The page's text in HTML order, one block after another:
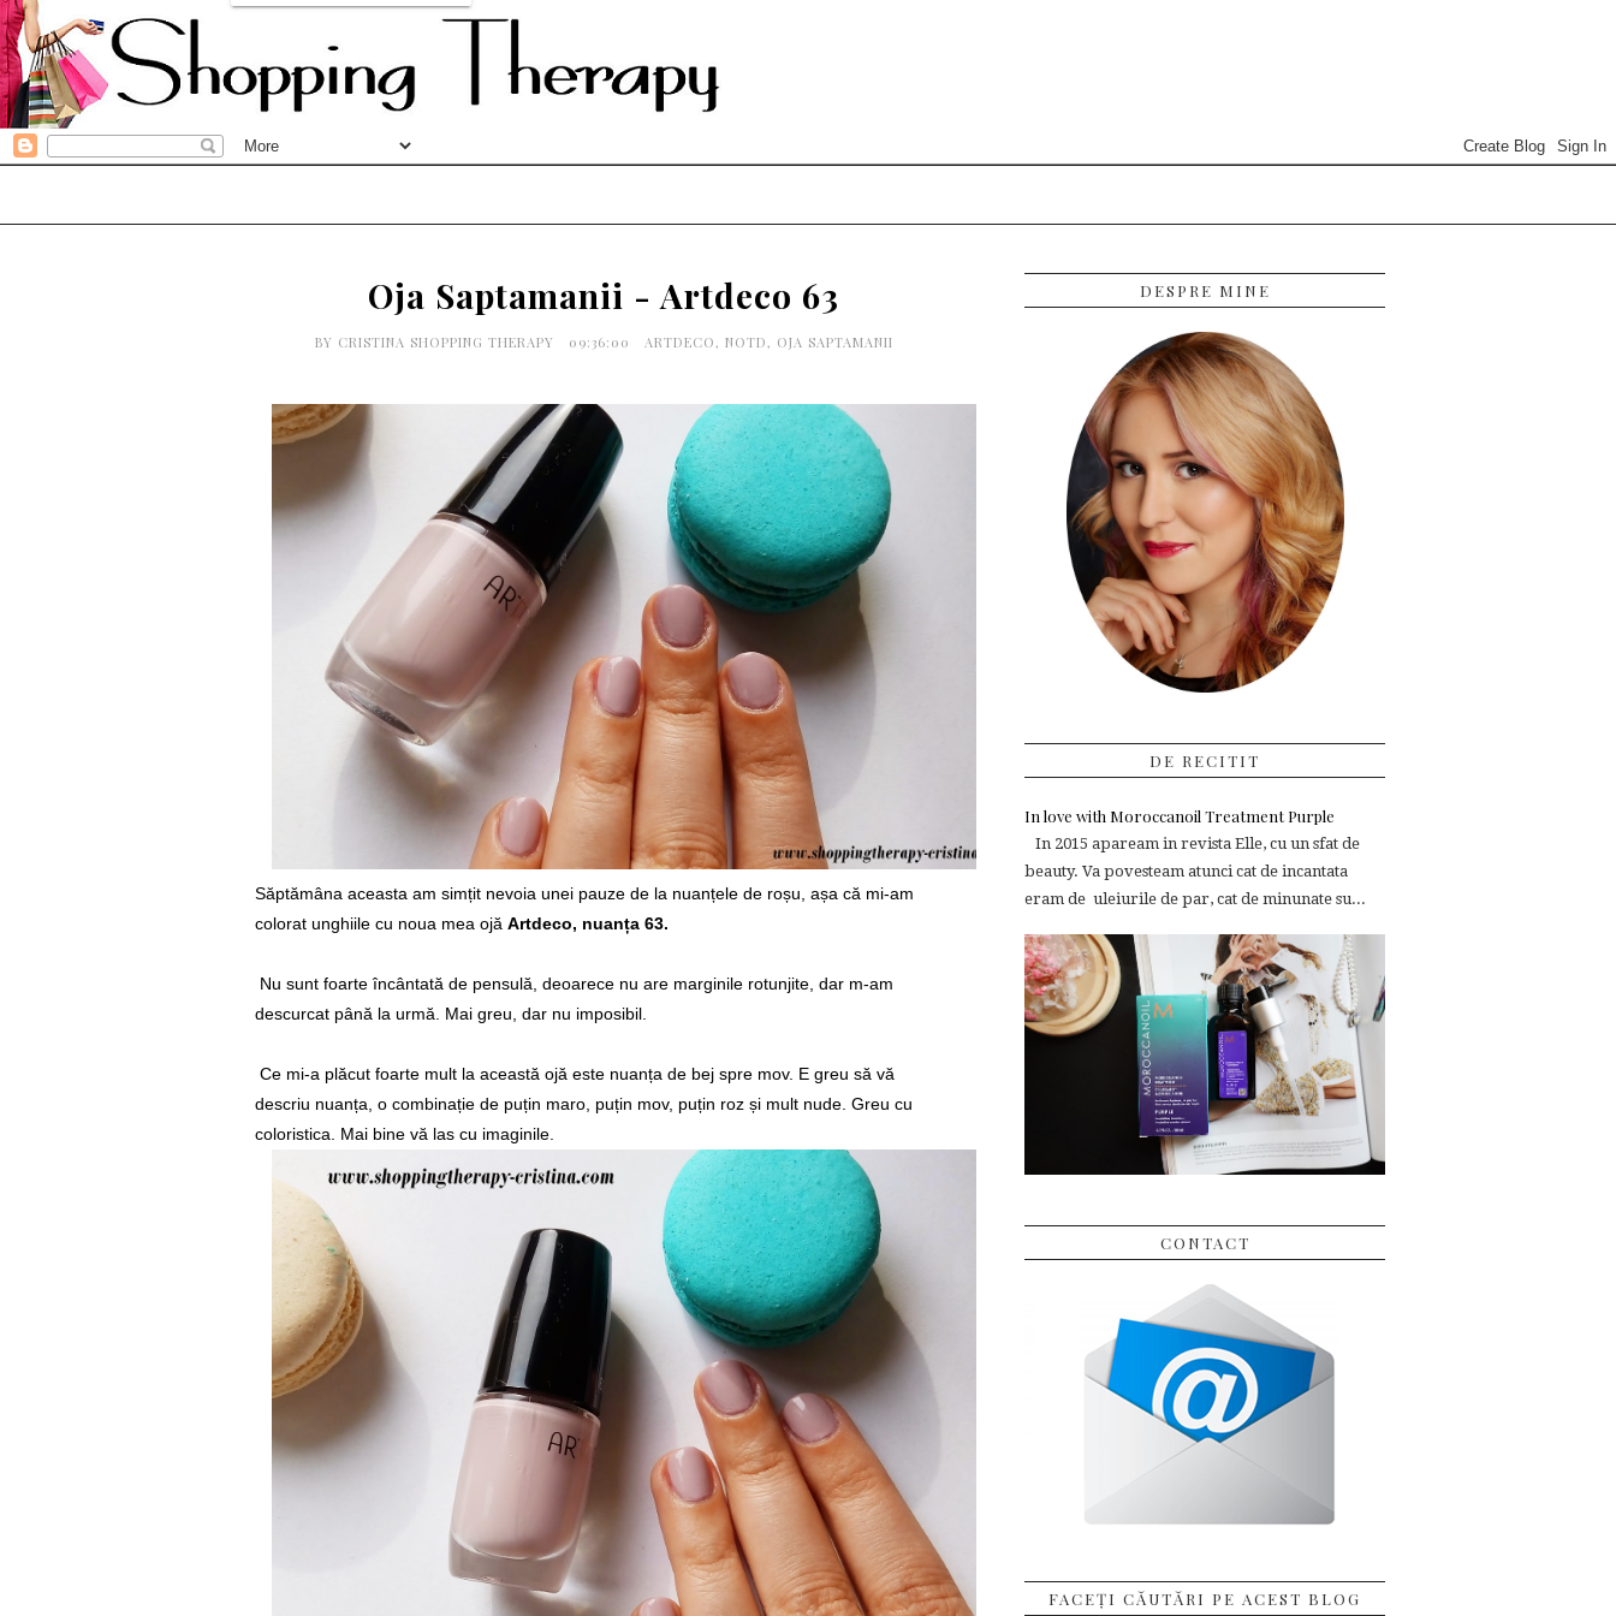
Oja Saptamanii - Artdeco 63
BY CRISTINA SHOPPING THERAPY 09:36:00 ARTDECO, NOTD, OJA SAPTAMANII
Săptămâna aceasta am simțit nevoia unei pauze de la nuanțele de roșu, așa că mi-am
colorat unghiile cu noua mea ojă Artdeco, nuanța 63.
Nu sunt foarte încântată de pensulă, deoarece nu are marginile rotunjite, dar m-am
descurcat până la urmă. Mai greu, dar nu imposibil.
Ce mi-a plăcut foarte mult la această ojă este nuanța de bej spre mov. E greu să vă
descriu nuanța, o combinație de puțin maro, puțin mov, puțin roz și mult nude. Greu cu
coloristica. Mai bine vă las cu imaginile.
DESPRE MINE
DE RECITIT
In love with Moroccanoil Treatment Purple
In 2015 apaream in revista Elle, cu un sfat de
beauty. Va povesteam atunci cat de incantata
eram de uleiurile de par, cat de minunate su...
CONTACT
FACEȚI CĂUTĂRI PE ACEST BLOG